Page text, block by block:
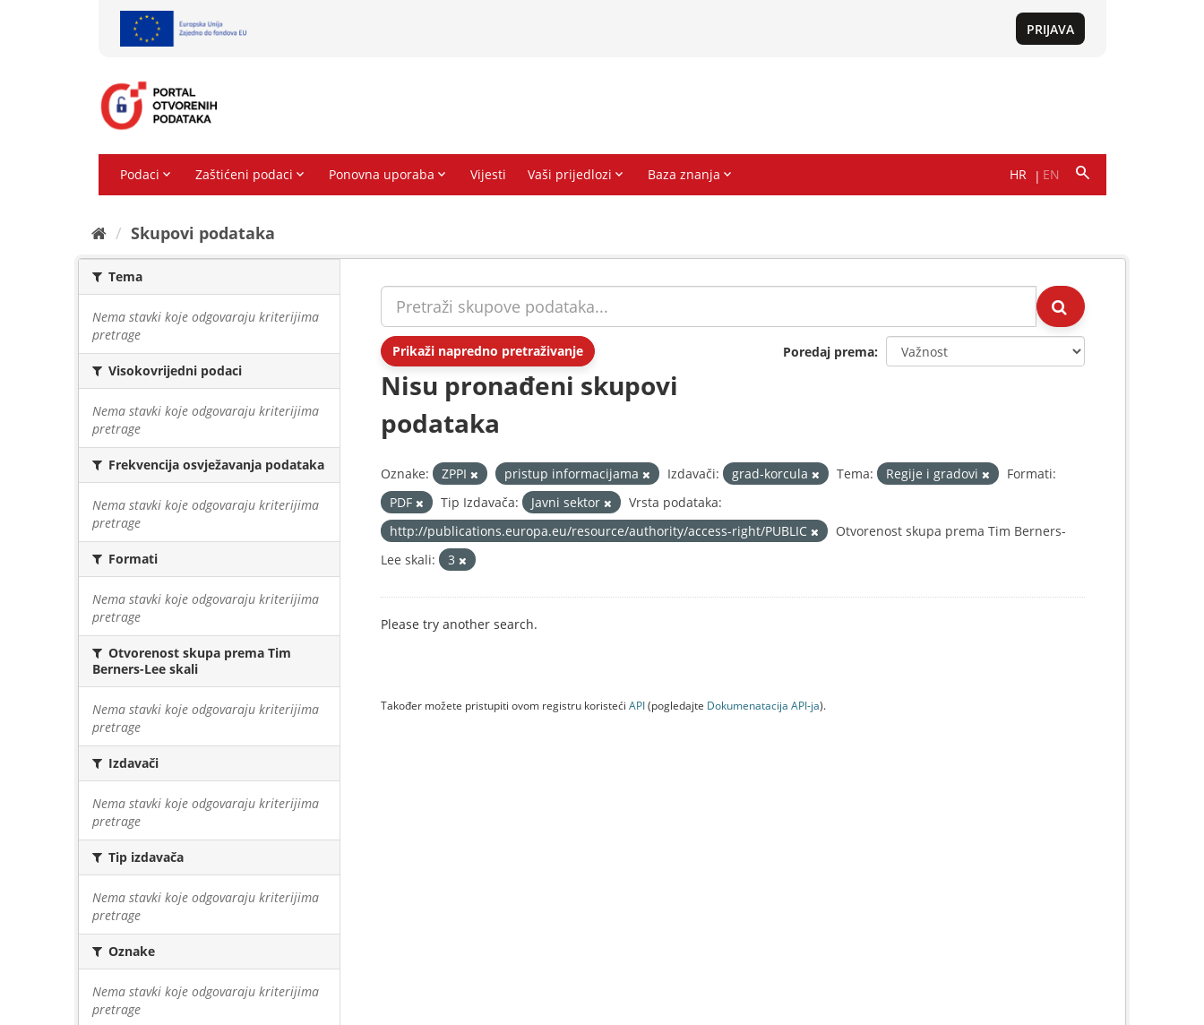
Skupovi podаtаkа
Tema
Nema stavki koje odgovaraju kriterijima
pretrage
Visokovrijedni podaci
Nema stavki koje odgovaraju kriterijima
pretrage
Frekvencija osvježavanja podataka
Nema stavki koje odgovaraju kriterijima
pretrage
Formati
Nema stavki koje odgovaraju kriterijima
pretrage
Otvorenost skupa prema Tim
Berners-Lee skali
Nema stavki koje odgovaraju kriterijima
pretrage
Izdavači
Nema stavki koje odgovaraju kriterijima
pretrage
Tip izdavača
Nema stavki koje odgovaraju kriterijima
pretrage
Oznake
Nema stavki koje odgovaraju kriterijima
pretrage
Prikaži napredno pretraživanje Poredaj prema
Nisu pronađeni skupovi
podataka
Oznake: ZPPI pristup informacijama Izdavači: grad-korcula Tema: Regije i gradovi
Formati:
PDF
Tip Izdavača: Javni sektor
Vrsta podataka:
http://publications.europa.eu/resource/authority/access-right/PUBLIC
Otvorenost skupa prema Tim Berners-
Lee skali:
3
Please try another search.
Također možete pristupiti ovom registru koristeći API(pogledajte Dokumenаtаcijа API-jа).